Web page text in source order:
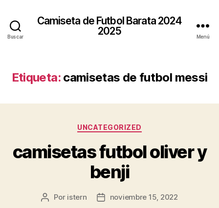
Buscar
Camiseta de Futbol Barata 2024
2025
Menú
Etiqueta: camisetas de futbol messi
Categorías
UNCATEGORIZED
camisetas futbol oliver y
benji
Autor
Por istern
Fechanoviembre 15, 2022